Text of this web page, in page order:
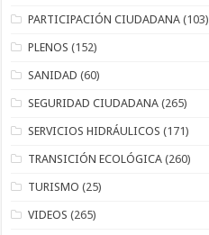
PARTICIPACIÓN CIUDADANA (103)
PLENOS (152)
SANIDAD (60)
SEGURIDAD CIUDADANA (265)
SERVICIOS HIDRÁULICOS (171)
TRANSICIÓN ECOLÓGICA (260)
TURISMO (25)
VIDEOS (265)